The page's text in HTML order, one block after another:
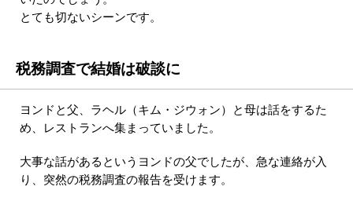
とても切ないシーンです。
税務調査で結婚は破談に
ヨンドと父、ラヘル（キム・ジウォン）と母は話をするた
め、レストランへ集まっていました。
大事な話があるというヨンドの父でしたが、急な連絡が入
り、突然の税務調査の報告を受けます。